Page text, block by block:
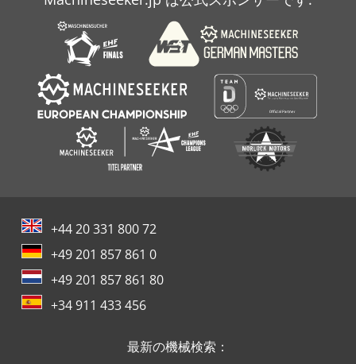
+44 20 331 800 72
+49 201 857 861 0
+49 201 857 861 80
+34 911 433 456
最新の機械検索：